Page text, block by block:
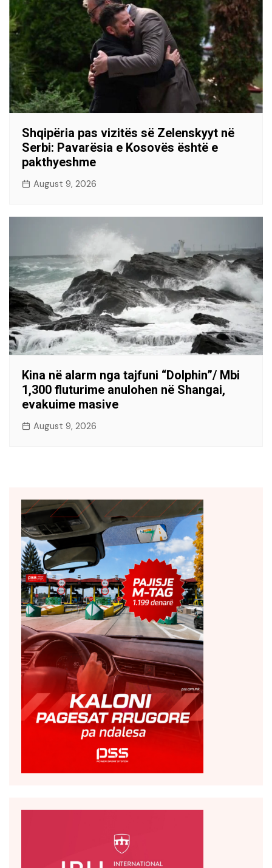
Shqipëria pas vizitës së Zelenskyyt në
Serbi: Pavarësia e Kosovës është e
pakthyeshme
August 9, 2026
Kina në alarm nga tajfuni “Dolphin”/ Mbi
1,300 fluturime anulohen në Shangai,
evakuime masive
August 9, 2026